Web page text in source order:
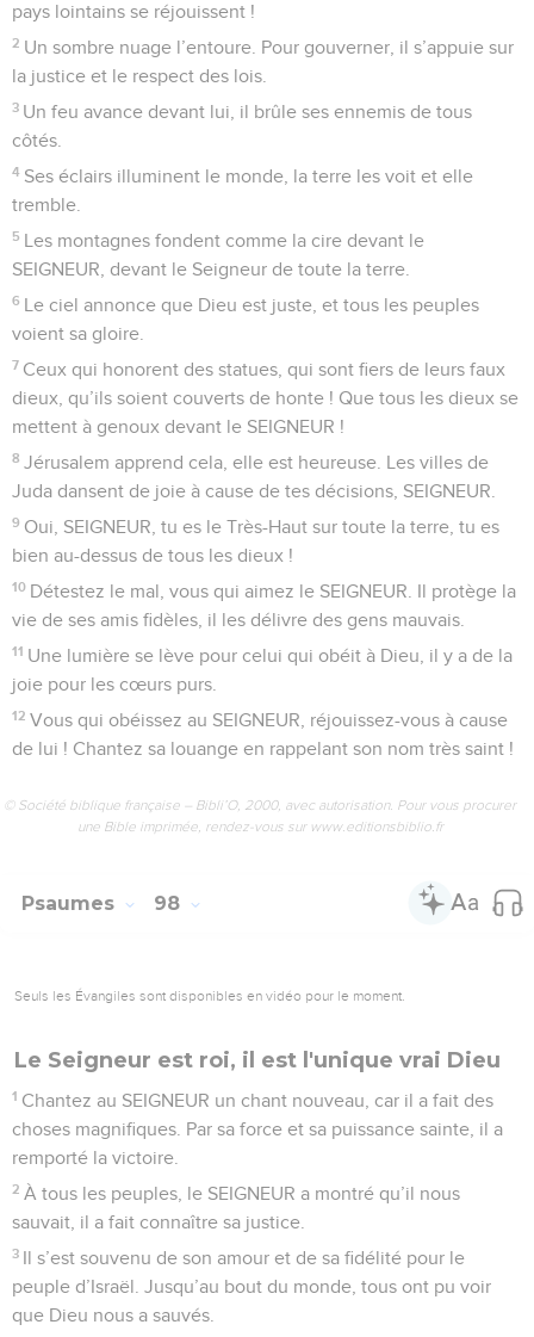
pays lointains se réjouissent !
2 Un sombre nuage l’entoure. Pour gouverner, il s’appuie sur
la justice et le respect des lois.
3 Un feu avance devant lui, il brûle ses ennemis de tous
côtés.
4 Ses éclairs illuminent le monde, la terre les voit et elle
tremble.
5 Les montagnes fondent comme la cire devant le
SEIGNEUR, devant le Seigneur de toute la terre.
6 Le ciel annonce que Dieu est juste, et tous les peuples
voient sa gloire.
7 Ceux qui honorent des statues, qui sont fiers de leurs faux
dieux, qu’ils soient couverts de honte ! Que tous les dieux se
mettent à genoux devant le SEIGNEUR !
8 Jérusalem apprend cela, elle est heureuse. Les villes de
Juda dansent de joie à cause de tes décisions, SEIGNEUR.
9 Oui, SEIGNEUR, tu es le Très-Haut sur toute la terre, tu es
bien au-dessus de tous les dieux !
10 Détestez le mal, vous qui aimez le SEIGNEUR. Il protège la
vie de ses amis fidèles, il les délivre des gens mauvais.
11 Une lumière se lève pour celui qui obéit à Dieu, il y a de la
joie pour les cœurs purs.
12 Vous qui obéissez au SEIGNEUR, réjouissez-vous à cause
de lui ! Chantez sa louange en rappelant son nom très saint !
© Société biblique française – Bibli’O, 2000, avec autorisation. Pour vous procurer
une Bible imprimée, rendez-vous sur www.editionsbiblio.fr
Psaumes 98
Seuls les Évangiles sont disponibles en vidéo pour le moment.
Le Seigneur est roi, il est l'unique vrai Dieu
1 Chantez au SEIGNEUR un chant nouveau, car il a fait des
choses magnifiques. Par sa force et sa puissance sainte, il a
remporté la victoire.
2 À tous les peuples, le SEIGNEUR a montré qu’il nous
sauvait, il a fait connaître sa justice.
3 Il s’est souvenu de son amour et de sa fidélité pour le
peuple d’Israël. Jusqu’au bout du monde, tous ont pu voir
que Dieu nous a sauvés.